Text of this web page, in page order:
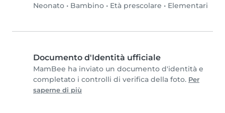
Neonato • Bambino • Età prescolare • Elementari
Documento d'Identità ufficiale
MamBee ha inviato un documento d'identità e
completato i controlli di verifica della foto. Per
saperne di più